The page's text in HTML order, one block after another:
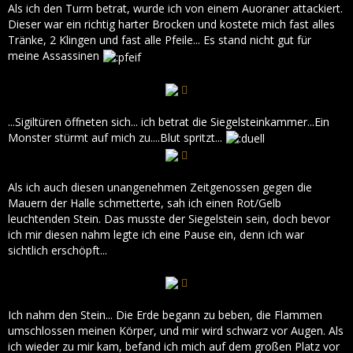
Als ich den Turm betrat, wurde ich von einem Auoraner attackiert.
Dieser war ein richtig harter Brocken und kostete mich fast alles
Tränke, 2 Klingen und fast alle Pfeile... Es stand nicht gut für
meine Assassinen
...Sigiltüren öffneten sich... ich betrat die Siegelsteinkammer...Ein
Monster stürmt auf mich zu....Blut spritzt...
Als ich auch diesen unangenehmen Zeitgenossen gegen die
Mauern der Halle schmetterte, sah ich einen Rot/Gelb
leuchtenden Stein. Das musste der Siegelstein sein, doch bevor
ich mir diesen nahm legte ich eine Pause ein, denn ich war
sichtlich erschöpft...
Ich nahm den Stein... Die Erde begann zu beben, die Flammen
umschlossen meinen Körper, und mir wird schwarz vor Augen. Als
ich wieder zu mir kam, befand ich mich auf dem großen Platz vor